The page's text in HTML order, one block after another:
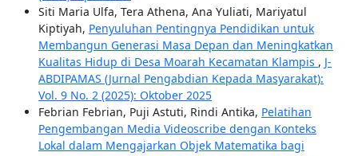
Siti Maria Ulfa, Tera Athena, Ana Yuliati, Mariyatul
Kiptiyah, Penyuluhan Pentingnya Pendidikan untuk
Membangun Generasi Masa Depan dan Meningkatkan
Kualitas Hidup di Desa Moarah Kecamatan Klampis , J-
ABDIPAMAS (Jurnal Pengabdian Kepada Masyarakat):
Vol. 9 No. 2 (2025): Oktober 2025
Febrian Febrian, Puji Astuti, Rindi Antika, Pelatihan
Pengembangan Media Videoscribe dengan Konteks
Lokal dalam Mengajarkan Objek Matematika bagi